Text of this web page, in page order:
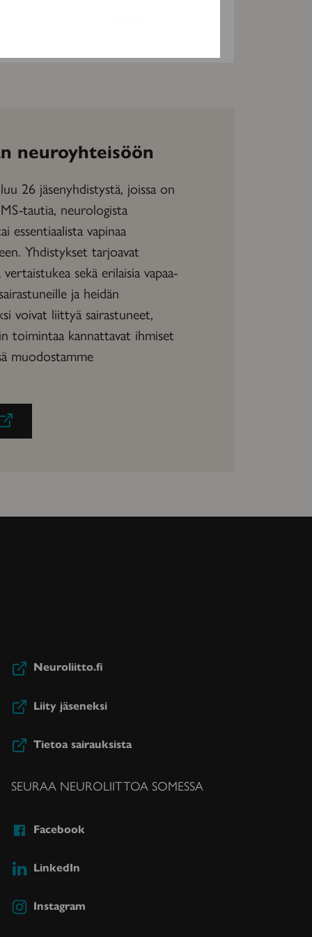
neuroyhteisöön
26 jäsenyhdistystä, joissa on
tautia, neurologista
essentiaalista vapinaa
Yhdistykset tarjoavat
sekä erilaisia vapaa-
ja heidän
voivat liittyä sairastuneet,
toimintaa kannattavat ihmiset
muodostamme
Neuroliitto.fi
Liity jäseneksi
Tietoa sairauksista
SEURAA NEUROLIITTOA SOMESSA
Facebook
LinkedIn
Instagram